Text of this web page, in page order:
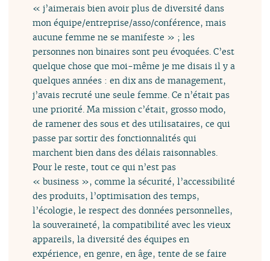
« j’aimerais bien avoir plus de diversité dans
mon équipe/entreprise/asso/conférence, mais
aucune femme ne se manifeste » ; les
personnes non binaires sont peu évoquées. C’est
quelque chose que moi-même je me disais il y a
quelques années : en dix ans de management,
j’avais recruté une seule femme. Ce n’était pas
une priorité. Ma mission c’était, grosso modo,
de ramener des sous et des utilisataires, ce qui
passe par sortir des fonctionnalités qui
marchent bien dans des délais raisonnables.
Pour le reste, tout ce qui n’est pas
« business », comme la sécurité, l’accessibilité
des produits, l’optimisation des temps,
l’écologie, le respect des données personnelles,
la souveraineté, la compatibilité avec les vieux
appareils, la diversité des équipes en
expérience, en genre, en âge, tente de se faire